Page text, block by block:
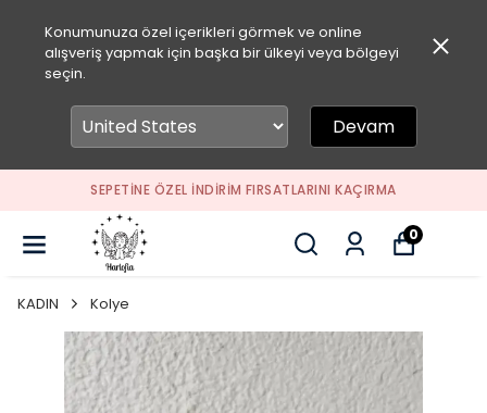
Konumunuza özel içerikleri görmek ve online
alışveriş yapmak için başka bir ülkeyi veya bölgeyi
seçin.
Devam
SEPETİNE ÖZEL İNDİRİM FIRSATLARINI KAÇIRMA
0
KADIN Kolye